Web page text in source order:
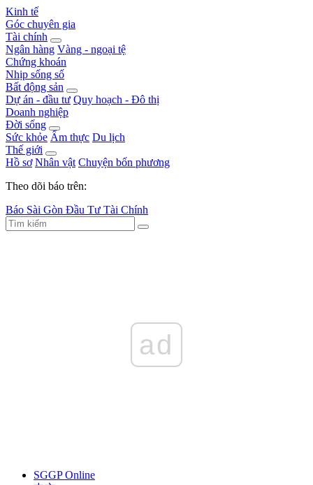
Kinh tế
Góc chuyên gia
Tài chính
Ngân hàng Vàng - ngoại tệ
Chứng khoán
Nhịp sống số
Bất động sản
Dự án - đầu tư Quy hoạch - Đô thị
Doanh nghiệp
Đời sống
Sức khỏe Ẩm thực Du lịch
Thế giới
Hồ sơ Nhân vật Chuyện bốn phương
Theo dõi báo trên:
Báo Sài Gòn Đầu Tư Tài Chính
ad
SGGP Online